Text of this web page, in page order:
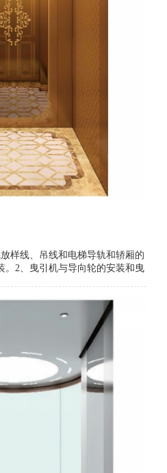
样线、吊线和电梯导轨和轿厢的
。2、曳引机与导向轮的安装和曳